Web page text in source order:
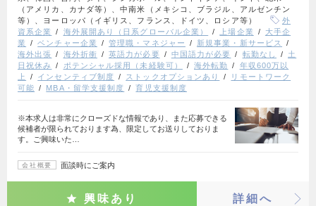
（アメリカ、カナダ等）、中南米（メキシコ、ブラジル、アルゼンチン
等）、ヨーロッパ（イギリス、フランス、ドイツ、ロシア等）
外
資系企業
海外展開あり（日系グローバル企業） 上場企業
大手企
業
ベンチャー企業 管理職・マネジャー
新規事業・新サービス
海外出張
海外折衝 英語力が必要 中国語力が必要 転勤なし
土
日祝休み
ポテンシャル採用（未経験可） 海外転勤
年収600万以
上
インセンティブ制度 ストックオプションあり
リモートワーク
可能
MBA・留学支援制度 育児支援制度
※本求人は非常にクローズドな情報であり、また応募できる
候補者が限られております為、限定してお送りしておりま
す。ご興味いた…
会社概要 面談時にご案内
興味あり 詳細へ